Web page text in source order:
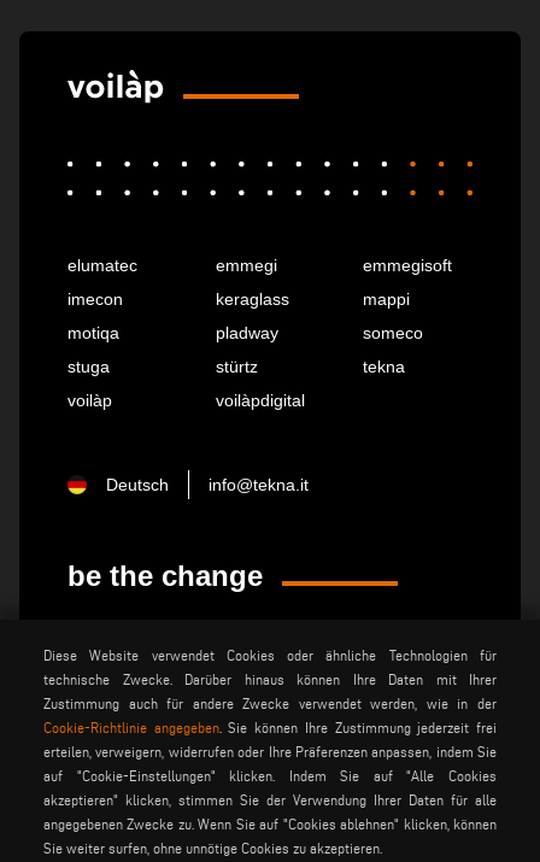
elumatec emmegi
emmegisoft
imecon
keraglass
mappi
motiqa
pladway
someco
stuga
stürtz
tekna
voilàp
voilàpdigital
Deutsch info@tekna.it
be the change
privacy policy rechtsvermerk
allgemeine
verkaufsbedingungen
allgemeine
vertriebsbedingungen
Voilàp S.p.a. - Via Archimede, 10 - 41019 Soliera (MO) - ITALY
Diese Website verwendet Cookies oder ähnliche Technologien für
technische Zwecke. Darüber hinaus können Ihre Daten mit Ihrer
Zustimmung auch für andere Zwecke verwendet werden, wie in der
Cookie-Richtlinie angegeben. Sie können Ihre Zustimmung jederzeit frei
erteilen, verweigern, widerrufen oder Ihre Präferenzen anpassen, indem Sie
auf "Cookie-Einstellungen" klicken. Indem Sie auf "Alle Cookies
akzeptieren" klicken, stimmen Sie der Verwendung Ihrer Daten für alle
angegebenen Zwecke zu. Wenn Sie auf "Cookies ablehnen" klicken, können
Sie weiter surfen, ohne unnötige Cookies zu akzeptieren.